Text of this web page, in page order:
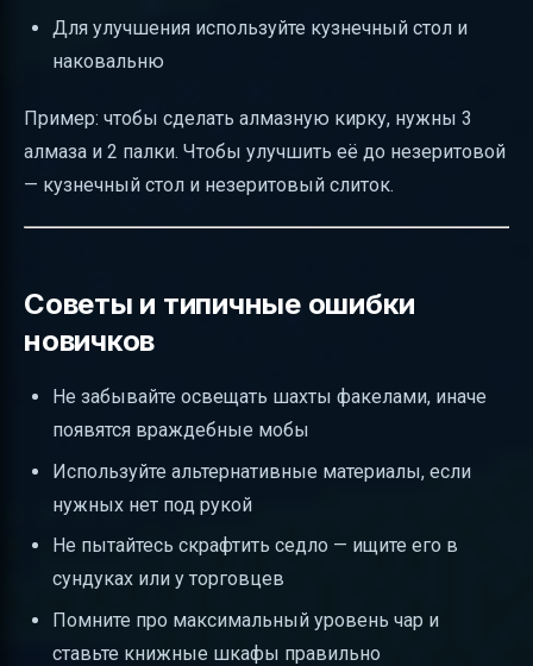
Для улучшения используйте кузнечный стол и
наковальню
Пример: чтобы сделать алмазную кирку, нужны 3
алмаза и 2 палки. Чтобы улучшить её до незеритовой
— кузнечный стол и незеритовый слиток.
Советы и типичные ошибки
новичков
Не забывайте освещать шахты факелами, иначе
появятся враждебные мобы
Используйте альтернативные материалы, если
нужных нет под рукой
Не пытайтесь скрафтить седло — ищите его в
сундуках или у торговцев
Помните про максимальный уровень чар и
ставьте книжные шкафы правильно